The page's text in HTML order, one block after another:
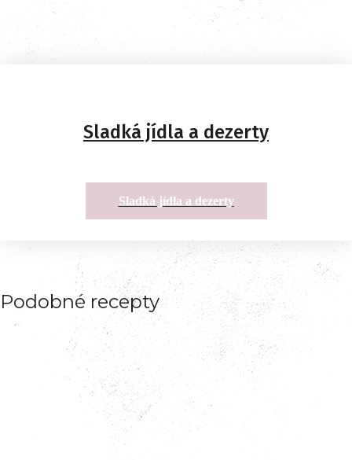
Sladká jídla a dezerty
Sladká jídla a dezerty
Podobné recepty